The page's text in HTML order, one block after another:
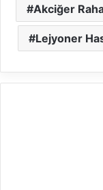
Akciğer
Lejyoner